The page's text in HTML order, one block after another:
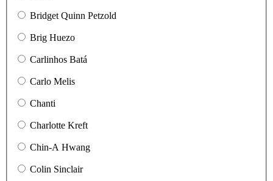
Bridget Quinn Petzold
Brig Huezo
Carlinhos Batá
Carlo Melis
Chanti
Charlotte Kreft
Chin-A Hwang
Colin Sinclair